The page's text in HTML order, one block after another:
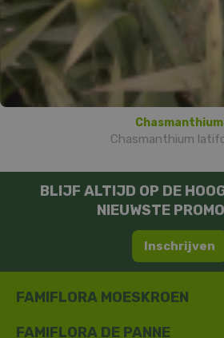
Chasmanthium
Chasmanthium
BLIJF ALTIJD OP DE
NIEUWSTE
Inschrijven
FAMIFLORA MOESKROEN
FAMIFLORA DE PANNE